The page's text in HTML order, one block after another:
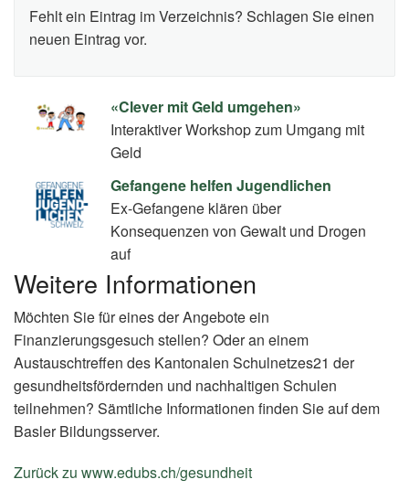
«Clever mit Geld umgehen»
Interaktiver Workshop zum Umgang mit
Geld
Gefangene helfen Jugendlichen
Ex-Gefangene klären über
Konsequenzen von Gewalt und Drogen
auf
Weitere Informationen
Möchten Sie für eines der Angebote ein
Finanzierungsgesuch stellen? Oder an einem
Austauschtreffen des Kantonalen Schulnetzes21 der
gesundheitsfördernden und nachhaltigen Schulen
teilnehmen? Sämtliche Informationen finden Sie auf dem
Basler Bildungsserver.
Zurück zu www.edubs.ch/gesundheit
Fehlt ein Eintrag im Verzeichnis? Schlagen Sie einen
neuen Eintrag vor.